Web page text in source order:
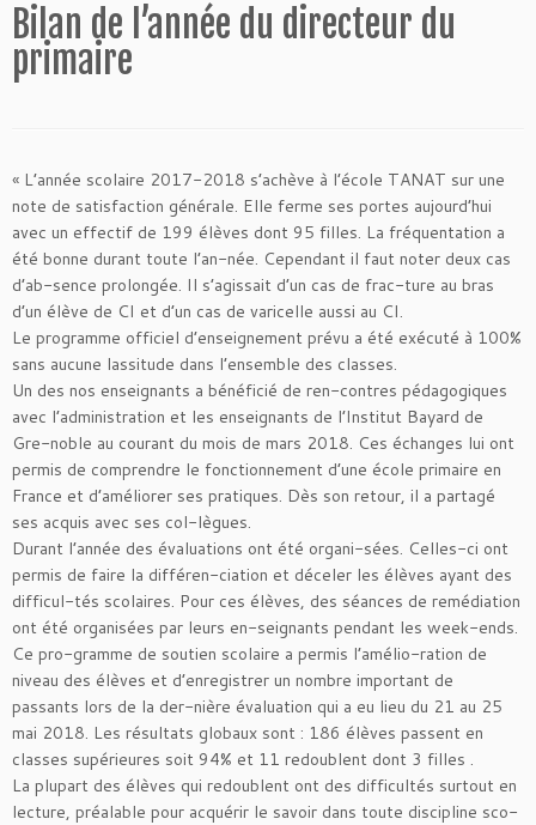
Bilan de l’année du directeur du
primaire
« L’année scolaire 2017-2018 s’achève à l’école TANAT sur une
note de satisfaction générale. Elle ferme ses portes aujourd’hui
avec un effectif de 199 élèves dont 95 filles. La fréquentation a
été bonne durant toute l’an-née. Cependant il faut noter deux cas
d’ab-sence prolongée. Il s’agissait d’un cas de frac-ture au bras
d’un élève de CI et d’un cas de varicelle aussi au CI.
Le programme officiel d’enseignement prévu a été exécuté à 100%
sans aucune lassitude dans l’ensemble des classes.
Un des nos enseignants a bénéficié de ren-contres pédagogiques
avec l’administration et les enseignants de l’Institut Bayard de
Gre-noble au courant du mois de mars 2018. Ces échanges lui ont
permis de comprendre le fonctionnement d’une école primaire en
France et d’améliorer ses pratiques. Dès son retour, il a partagé
ses acquis avec ses col-lègues.
Durant l’année des évaluations ont été organi-sées. Celles-ci ont
permis de faire la différen-ciation et déceler les élèves ayant des
difficul-tés scolaires. Pour ces élèves, des séances de remédiation
ont été organisées par leurs en-seignants pendant les week-ends.
Ce pro-gramme de soutien scolaire a permis l’amélio-ration de
niveau des élèves et d’enregistrer un nombre important de
passants lors de la der-nière évaluation qui a eu lieu du 21 au 25
mai 2018. Les résultats globaux sont : 186 élèves passent en
classes supérieures soit 94% et 11 redoublent dont 3 filles .
La plupart des élèves qui redoublent ont des difficultés surtout en
lecture, préalable pour acquérir le savoir dans toute discipline sco-